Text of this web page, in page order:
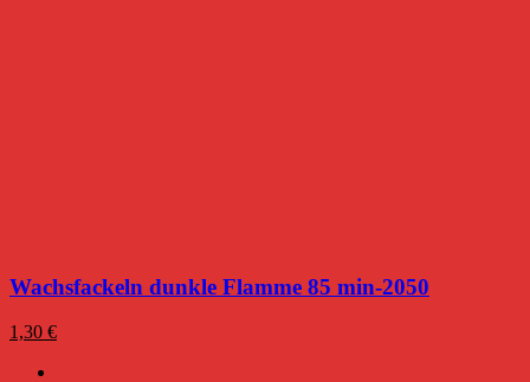
Wachsfackeln dunkle Flamme 85 min-2050
1,30 €